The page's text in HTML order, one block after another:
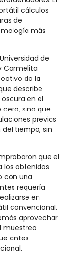
cálculos
de
más
de
Carmelita
de la
describe
en el
cero, sino que
previas
tiempo, sin
que el
los obtenidos
con una
requería
en
convencional.
aprovechar
muestreo
antes